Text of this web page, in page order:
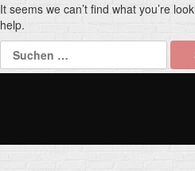
It seems we can’t find what you’re
help.
Suchen
nach: